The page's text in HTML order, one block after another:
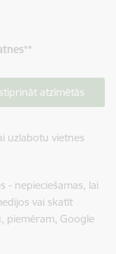
**
atzīmētās
uzlabotu vietnes
- nepieciešamas, lai
vai skatīt
piemēram, Google